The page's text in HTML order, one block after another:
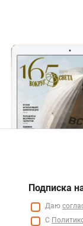
Подписка
Даю
С